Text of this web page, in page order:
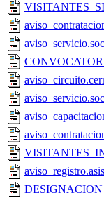
DESIGNACION